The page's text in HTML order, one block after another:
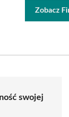
Zobacz
swojej